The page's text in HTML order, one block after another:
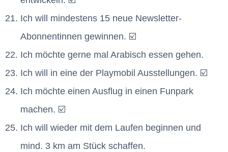
Ich will mindestens 15 neue Newsletter-
Abonnentinnen gewinnen. ☑️
Ich möchte gerne mal Arabisch essen gehen.
Ich will in eine der Playmobil Ausstellungen. ☑️
Ich möchte einen Ausflug in einen Funpark
machen. ☑️
Ich will wieder mit dem Laufen beginnen und
mind. 3 km am Stück schaffen.